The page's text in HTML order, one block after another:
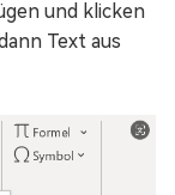
und klicken
Text aus